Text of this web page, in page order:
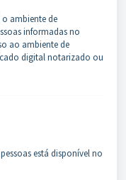
o ambiente de
informadas no
ao ambiente de
digital notarizado ou
está disponível no